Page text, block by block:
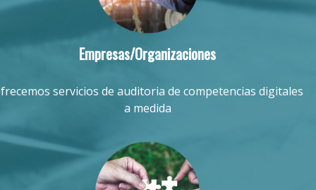
Empresas/Organizaciones
servicios de auditoria de competencias digitales
a medida